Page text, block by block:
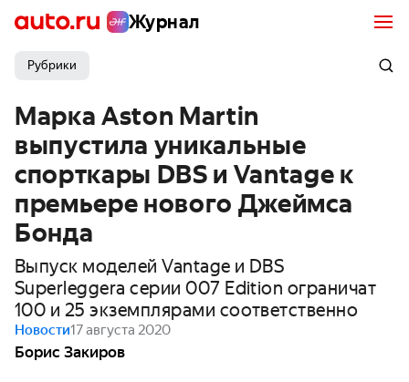
Журнал
Рубрики
Марка Aston Martin
выпустила уникальные
спорткары DBS и Vantage к
премьере нового Джеймса
Бонда
Выпуск моделей Vantage и DBS
Superleggera серии 007 Edition ограничат
100 и 25 экземплярами соответственно
Новости17 августа 2020
Борис Закиров